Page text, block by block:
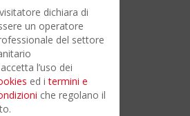
- PUNTA N.1
dichiara di
un operatore
del settore
l’uso dei
ed itermini e
che regolano il